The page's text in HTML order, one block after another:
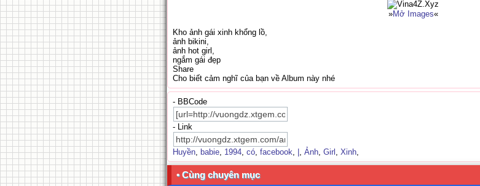
»Mở Images«
Kho ảnh gái xinh khổng lồ,
ảnh bikini,
ảnh hot girl,
ngắm gái đẹp
Share
Cho biết cảm nghĩ của bạn về Album này nhé
- BBCode
- Link
Huyền, babie, 1994, có, facebook, , Ảnh, Girl , Xinh,
• Cùng chuyên mục